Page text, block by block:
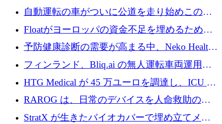
リーズ B で 3,200 万ドルを確保
自動運転の車がついに公道を走り始めこの国
が世界をリードしようとしている
Floatがヨーロッパの資金不足を埋めるために
シリーズAで450万ユーロを調達
予防健康診断の需要が高まる中、Neko Health
が 7 億ドルを調達
フィンランド、Bliq.ai の無人運転車両運用を
認可
HTG Medical が 45 万ユーロを調達し、ICU の
尿モニタリングを自動化するための MDR 認
証を獲得
RAROG は、日常のデバイスを人命救助の救
助ビーコンに変えるために 16 万 2,000 ユーロ
StratX が生きたバイオカバーで埋め立てメタ